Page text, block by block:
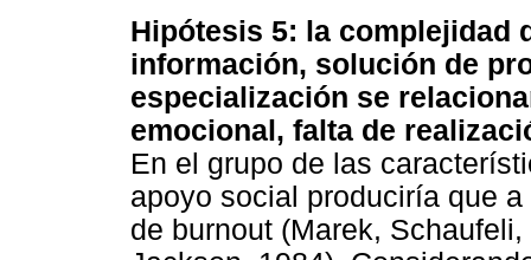
Hipótesis 5: la complejidad
información, solución de
especialización se
emocional, falta de
En el grupo de las
apoyo social produciría que
de burnout (Marek,